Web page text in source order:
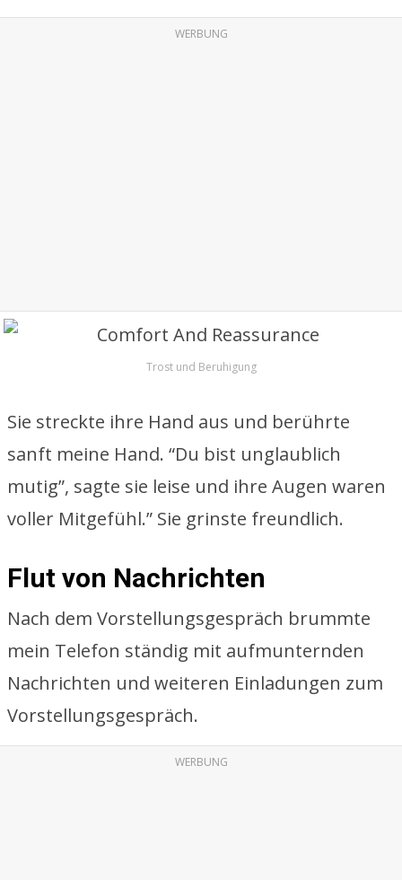
WERBUNG
Trost und Beruhigung
Sie streckte ihre Hand aus und berührte
sanft meine Hand. “Du bist unglaublich
mutig”, sagte sie leise und ihre Augen waren
voller Mitgefühl.” Sie grinste freundlich.
Flut von Nachrichten
Nach dem Vorstellungsgespräch brummte
mein Telefon ständig mit aufmunternden
Nachrichten und weiteren Einladungen zum
Vorstellungsgespräch.
WERBUNG